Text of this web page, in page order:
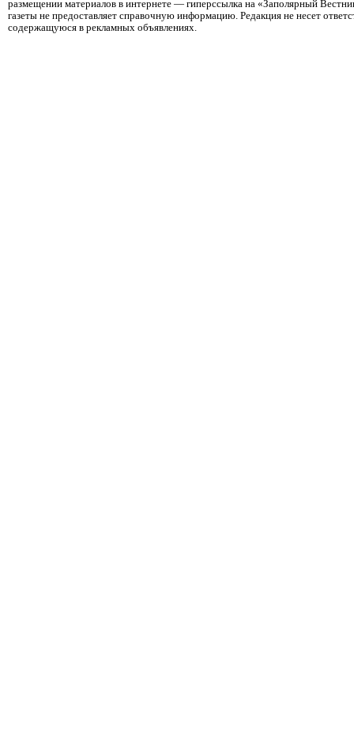
размещении материалов в интернете — гиперссылка на «Заполярный
газеты не предоставляет справочную информацию. Редакция не несет
содержащуюся в рекламных объявлениях.